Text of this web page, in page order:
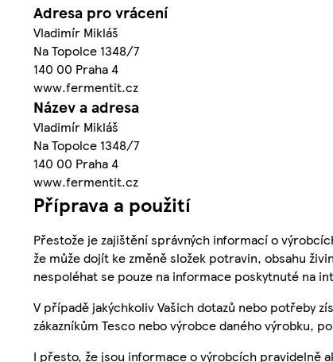
Adresa pro vrácení
Vladimír Mikláš
Na Topolce 1348/7
140 00 Praha 4
www.fermentit.cz
Název a adresa
Vladimír Mikláš
Na Topolce 1348/7
140 00 Praha 4
www.fermentit.cz
Příprava a použití
Přestože je zajištění správných informací o
že může dojít ke změně složek potravin, obsahu
nespoléhat se pouze na informace poskytnuté na
V případě jakýchkoliv Vašich dotazů nebo potřeby
zákazníkům Tesco nebo výrobce daného výrobku,
I přesto, že jsou informace o výrobcích pravidelně